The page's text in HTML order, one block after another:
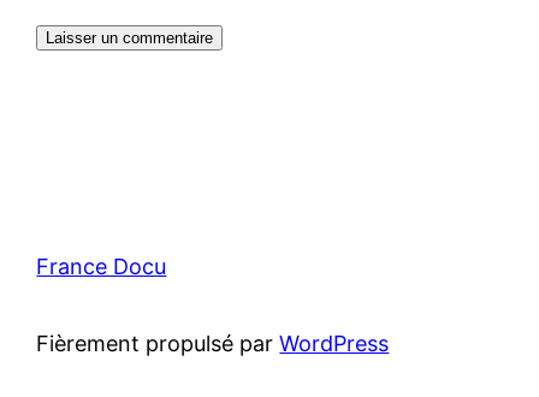
France Docu
Fièrement propulsé parWordPress